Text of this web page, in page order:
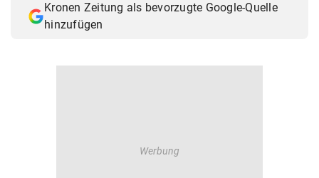
Kronen Zeitung als bevorzugte Google-Quelle
hinzufügen